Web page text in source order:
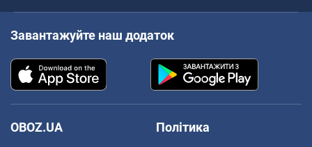
Завантажуйте наш додаток
OBOZ.UA
Політика